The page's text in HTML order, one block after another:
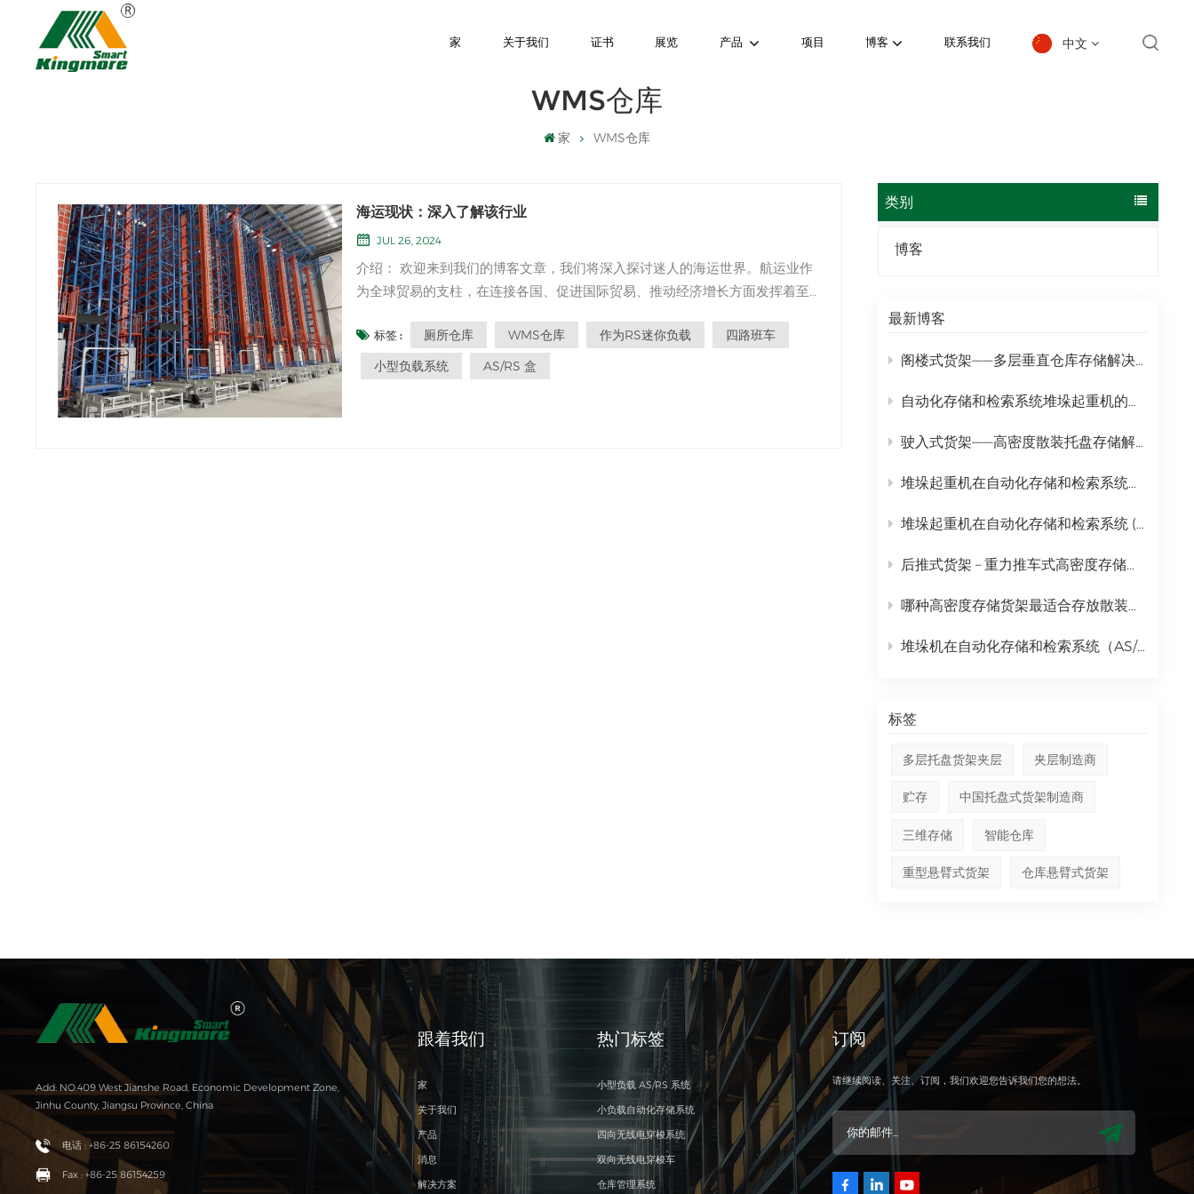
家 关于我们 证书 展览 产品 项目 博客 联系我们 中文
العربية
português
中文
русский
WMS仓库
家 WMS仓库
类别
博客
最新博客
阁楼式货架——多层垂直仓库存储解决方案
自动化存储和检索系统堆垛起重机的完整日常维护计划
驶入式货架——高密度散装托盘存储解决方案
堆垛起重机在自动化存储和检索系统（AS/RS）中的全面应用
堆垛起重机在自动化存储和检索系统 (AS/RS) 中的作用及全面成本分析
后推式货架 – 重力推车式高密度存储解决方案
哪种高密度存储货架最适合存放散装托盘货物？ | 金摩尔驶入式货架
堆垛机在自动化存储和检索系统（AS/RS）中的作用分析
标签
多层托盘货架夹层 夹层制造商
贮存 中国托盘式货架制造商
三维存储 智能仓库
重型悬臂式货架 仓库悬臂式货架
海运现状：深入了解该行业
JUL 26, 2024
介绍： 欢迎来到我们的博客文章，我们将深入探讨迷人的海运世界。航运业作
为全球贸易的支柱，在连接各国、促进国际贸易、推动经济增长方面发挥着至
意义。 全球贸易的生命线： 海运仍然是国际贸易最主要的运输方式。世界上
90%以上的货物是通过...
标签 : 厕所仓库 WMS仓库 作为RS迷你负载
四路班车
小型负载系统
AS/RS 盒
Add: NO.409 West Jianshe Road, Economic Development Zone,
Jinhu County, Jiangsu Province, China
电话 : +86-25 86154260
Fax : +86-25 86154259
跟着我们
家
关于我们
产品
消息
解决方案
热门标签
小型负载 AS/RS 系统
小负载自动化存储系统
四向无线电穿梭系统
双向无线电穿梭车
仓库管理系统
订阅
请继续阅读、关注、订阅，我们欢迎您告诉我们您的想法。